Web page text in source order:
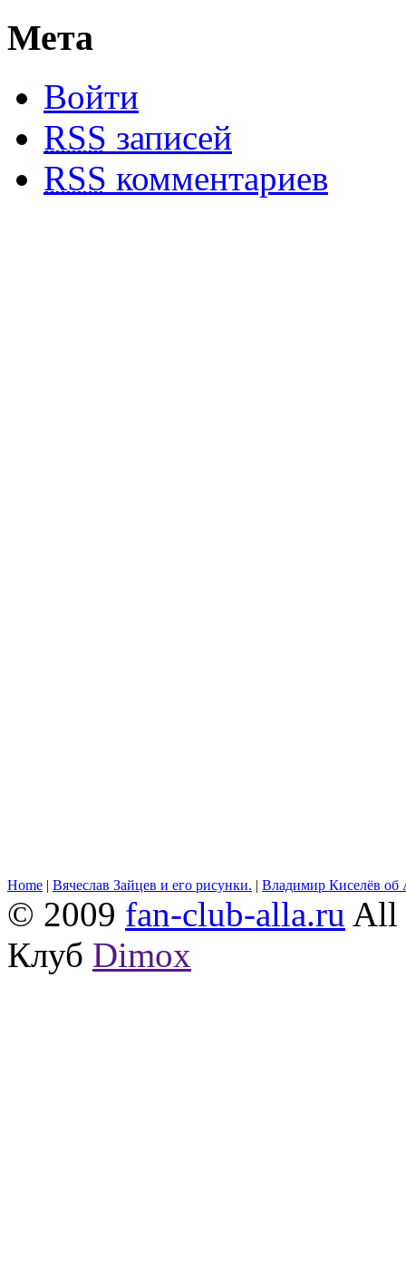
Мета
Войти
RSS записей
RSS комментариев
Home | Вячеслав Зайцев и его рисунки. | Владимир Киселёв об
© 2009 fan-club-alla.ru All
Клуб Dimox